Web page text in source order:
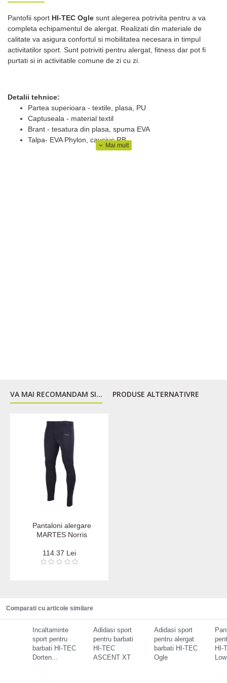
Pantofii sport HI-TEC Ogle sunt alegerea potrivita pentru a va
completa echipamentul de alergat. Realizati din materiale de
calitate va asigura confortul si mobilitatea necesara in timpul
activitatilor sport. Sunt potriviti pentru alergat, fitness dar pot fi
purtati si in activitatile comune de zi cu zi.
Detalii tehnice:
Partea superioara - textile, plasa, PU
Captuseala - material textil
Brant - tesatura din plasa, spuma EVA
Talpa- EVA Phylon, cauciuc RB
VA MAI RECOMANDAM SI... PRODUSE ALTERNATIVRE
Pantaloni alergare
MARTES Norris
114.37 Lei
Comparati cu articole similare
Incaltaminte
sport pentru
barbati HI-TEC
Dorten...
Adidasi sport
pentru barbati
HI-TEC
ASCENT XT
Adidasi sport
pentru alergat
barbati HI-TEC
Ogle
HI-
Low